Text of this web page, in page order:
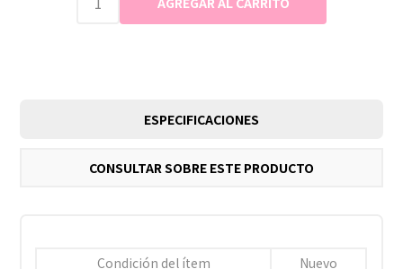
ESPECIFICACIONES
CONSULTAR SOBRE ESTE PRODUCTO
Condición del ítem
Nuevo